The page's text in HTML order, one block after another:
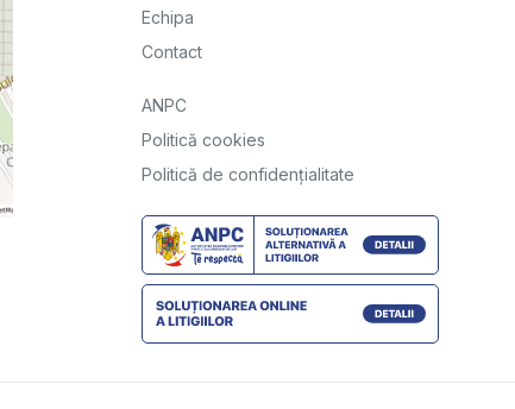
Echipa
Contact
ANPC
Politică cookies
Politică de confidențialitate